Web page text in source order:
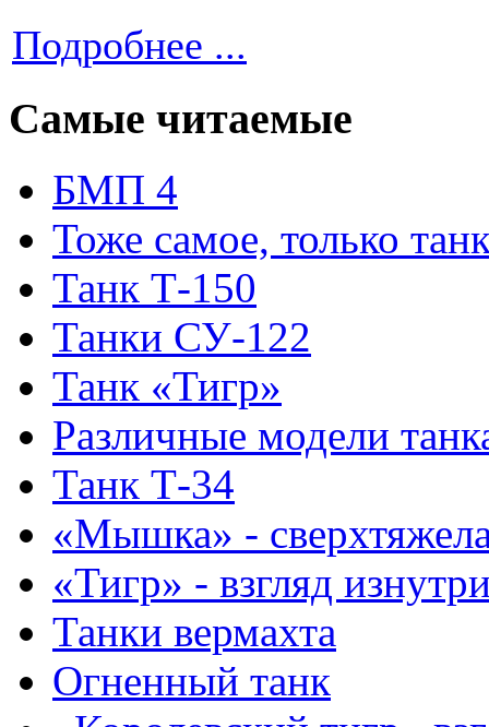
Подробнее ...
Самые читаемые
БМП 4
Тоже самое, только
Танк Т-150
Танки СУ-122
Танк «Тигр»
Различные модели
Танк Т-34
«Мышка» -
«Тигр» - взгляд
Танки вермахта
Огненный танк